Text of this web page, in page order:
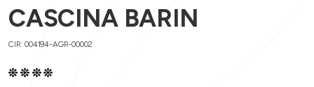
CASCINA BARIN
CIR: 004194-AGR-00002